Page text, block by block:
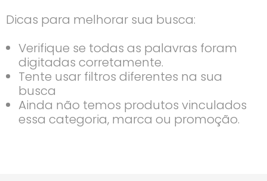
Dicas para melhorar sua busca:
Verifique se todas as palavras foram
digitadas corretamente.
Tente usar filtros diferentes na sua
busca
Ainda não temos produtos vinculados
essa categoria, marca ou promoção.